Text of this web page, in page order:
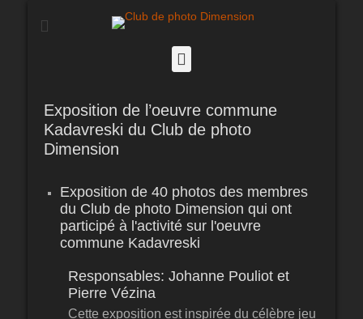
Club de photo
Exposition de l’oeuvre commune
Kadavreski du Club de photo
Dimension
Exposition de 40 photos des membres
du Club de photo Dimension qui ont
participé à l'activité sur l'oeuvre
commune Kadavreski
Responsables: Johanne Pouliot et
Pierre Vézina
Cette exposition est inspirée du célèbre jeu